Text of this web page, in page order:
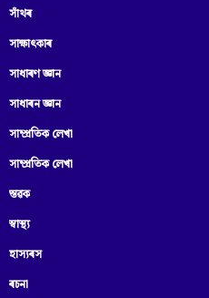
সাঁথৰ
সাক্ষাৎকাৰ
সাধাৰণ জ্ঞান
সাধাৰন জ্ঞান
সাম্প্রতিক লেখা
সাম্প্ৰতিক লেখা
স্তৱক
স্বাস্থ্য
হাস্যৰস
ৰচনা